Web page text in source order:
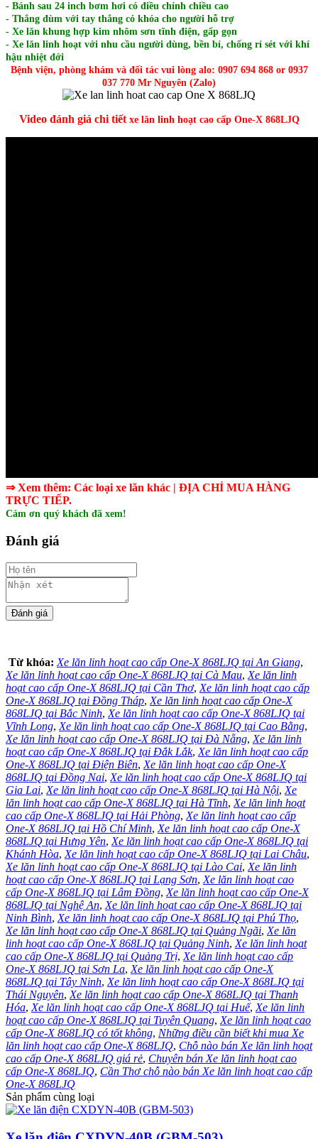
- Bánh sau 24 inch bơm hơi có điều chỉnh chiều cao
- Thắng đùm với tay thắng có khóa cho người hỗ trợ
- Xe lăn khung hợp kim nhôm sơn tĩnh điện, gấp gọn
- Xe lăn linh hoạt với nhu cầu người dùng, bền bỉ, chống rỉ sét với khí
hậu nhiệt đới
Bệnh viện, phòng khám và đối tác vui lòng alo: 0907 694 868 or 0937
037 770 Mr Nguyên (Zalo)
Video đánh giá chi tiết xe lăn linh hoạt cao cấp One-X 868LJQ
⇒ Xem thêm: Các loại xe lăn khác | ĐỊA CHỈ MUA HÀNG
TRỰC TIẾP.
Cám ơn quý khách đã xem!
Đánh giá
Từ khóa: Xe lăn linh hoạt cao cấp One-X 868LJQ tại An Giang,
Xe lăn linh hoạt cao cấp One-X 868LJQ tại Cà Mau, Xe lăn linh
hoạt cao cấp One-X 868LJQ tại Cần Thơ, Xe lăn linh hoạt cao cấp
One-X 868LJQ tại Đồng Tháp, Xe lăn linh hoạt cao cấp One-X
868LJQ tại Bắc Ninh, Xe lăn linh hoạt cao cấp One-X 868LJQ tại
Vĩnh Long, Xe lăn linh hoạt cao cấp One-X 868LJQ tại Cao Bằng,
Xe lăn linh hoạt cao cấp One-X 868LJQ tại Đà Nẵng, Xe lăn linh
hoạt cao cấp One-X 868LJQ tại Đắk Lắk, Xe lăn linh hoạt cao cấp
One-X 868LJQ tại Điện Biên, Xe lăn linh hoạt cao cấp One-X
868LJQ tại Đồng Nai, Xe lăn linh hoạt cao cấp One-X 868LJQ tại
Gia Lai, Xe lăn linh hoạt cao cấp One-X 868LJQ tại Hà Nội, Xe
lăn linh hoạt cao cấp One-X 868LJQ tại Hà Tĩnh, Xe lăn linh hoạt
cao cấp One-X 868LJQ tại Hải Phòng, Xe lăn linh hoạt cao cấp
One-X 868LJQ tại Hồ Chí Minh, Xe lăn linh hoạt cao cấp One-X
868LJQ tại Hưng Yên, Xe lăn linh hoạt cao cấp One-X 868LJQ tại
Khánh Hòa, Xe lăn linh hoạt cao cấp One-X 868LJQ tại Lai Châu,
Xe lăn linh hoạt cao cấp One-X 868LJQ tại Lào Cai, Xe lăn linh
hoạt cao cấp One-X 868LJQ tại Lạng Sơn, Xe lăn linh hoạt cao
cấp One-X 868LJQ tại Lâm Đồng, Xe lăn linh hoạt cao cấp One-X
868LJQ tại Nghệ An, Xe lăn linh hoạt cao cấp One-X 868LJQ tại
Ninh Bình, Xe lăn linh hoạt cao cấp One-X 868LJQ tại Phú Thọ,
Xe lăn linh hoạt cao cấp One-X 868LJQ tại Quảng Ngãi, Xe lăn
linh hoạt cao cấp One-X 868LJQ tại Quảng Ninh, Xe lăn linh hoạt
cao cấp One-X 868LJQ tại Quảng Trị, Xe lăn linh hoạt cao cấp
One-X 868LJQ tại Sơn La, Xe lăn linh hoạt cao cấp One-X
868LJQ tại Tây Ninh, Xe lăn linh hoạt cao cấp One-X 868LJQ tại
Thái Nguyên, Xe lăn linh hoạt cao cấp One-X 868LJQ tại Thanh
Hóa, Xe lăn linh hoạt cao cấp One-X 868LJQ tại Huế, Xe lăn linh
hoạt cao cấp One-X 868LJQ tại Tuyên Quang, Xe lăn linh hoạt cao
cấp One-X 868LJQ có tốt không, Những điều cần biết khi mua Xe
lăn linh hoạt cao cấp One-X 868LJQ, Chỗ nào bán Xe lăn linh hoạt
cao cấp One-X 868LJQ giá rẻ, Chuyên bán Xe lăn linh hoạt cao
cấp One-X 868LJQ, Cần Thơ chỗ nào bán Xe lăn linh hoạt cao cấp
One-X 868LJQ
Sản phẩm cùng loại